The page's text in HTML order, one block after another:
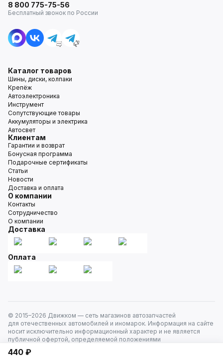
440 ₽
8 800 775-75-56
Бесплатный звонок по России
Каталог товаров
Шины, диски, колпаки
Крепёж
Автоэлектроника
Инструмент
Сопутствующие товары
Аккумуляторы и электрика
Автосвет
Клиентам
Гарантии и возврат
Бонусная программа
Подарочные сертификаты
Статьи
Новости
Доставка и оплата
О компании
Контакты
Сотрудничество
О компании
Доставка
Оплата
© 2015–2026 Движком — сеть магазинов автозапчастей
для отечественных автомобилей и иномарок. Информация на сайте
носит исключительно информационный характер и не является
публичной офертой, определяемой положениями